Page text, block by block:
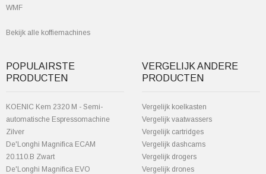
WMF
Bekijk alle koffiemachines
POPULAIRSTE
PRODUCTEN
KOENIC Kem 2320 M - Semi-
automatische Espressomachine
Zilver
De'Longhi Magnifica ECAM
20.110.B Zwart
De'Longhi Magnifica EVO
VERGELIJK ANDERE
PRODUCTEN
Vergelijk koelkasten
Vergelijk vaatwassers
Vergelijk cartridges
Vergelijk dashcams
Vergelijk drogers
Vergelijk drones